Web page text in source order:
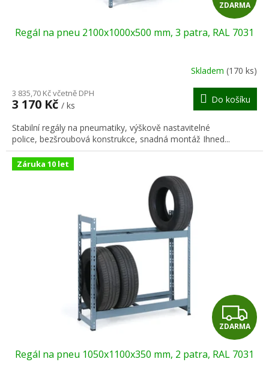
D
A
R
M
A
ZDARMA
Regál na pneu 2100x1000x500 mm, 3 patra, RAL 7031
Skladem (170 ks)
3 835,70 Kč včetně DPH
3 170 Kč / ks
Do košíku
Stabilní regály na pneumatiky, výškově nastavitelné
police, bezšroubová konstrukce, snadná montáž Ihned...
Záruka 10 let
Z
D
A
ZDARMA
Regál na pneu 1050x1100x350 mm, 2 patra, RAL 7031